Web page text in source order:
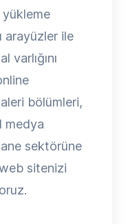
yükleme
arayüzler ile
varlığını
bölümleri,
medya
sektörüne
sitenizi